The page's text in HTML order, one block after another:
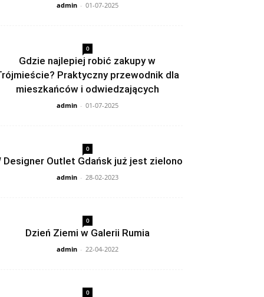
admin - 01-07-2025
0
Gdzie najlepiej robić zakupy w
Praktyczny przewodnik dla
mieszkańców i odwiedzających
admin - 01-07-2025
0
Designer Outlet Gdańsk już jest zielono
admin - 28-02-2023
0
Dzień Ziemi w Galerii Rumia
admin - 22-04-2022
0